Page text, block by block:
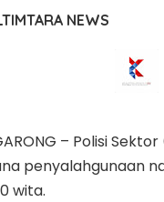
NEWS
– Polisi
penyalahgunaan
wita.